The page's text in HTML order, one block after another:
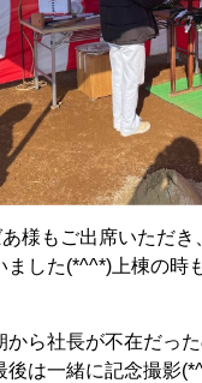
様もご出席いただき
ました(*^^*)上棟の時
から社長が不在だっ
後は一緒に記念撮影